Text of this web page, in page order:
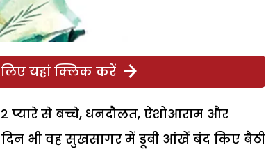
यहां क्लिक करें
प्यारे से बच्चे, धनदौलत, ऐशोआराम और
भी वह सुखसागर में डूबी आंखें बंद किए बैठी